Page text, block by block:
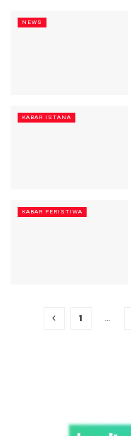
NEWS
KABAR ISTANA
KABAR PERISTIWA
1 …